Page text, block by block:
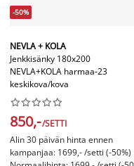
-50%
NEVLA + KOLA
Jenkkisänky 180x200
NEVLA+KOLA harmaa-23
keskikova/kova






850,-/SETTI
Alin 30 päivän hinta ennen
kampanjaa: 1699,- /setti (-50%)